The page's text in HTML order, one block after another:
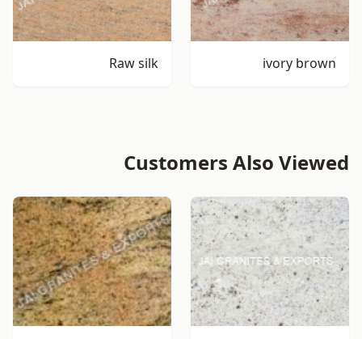
ivory brown
Raw silk
Customers Also Viewed